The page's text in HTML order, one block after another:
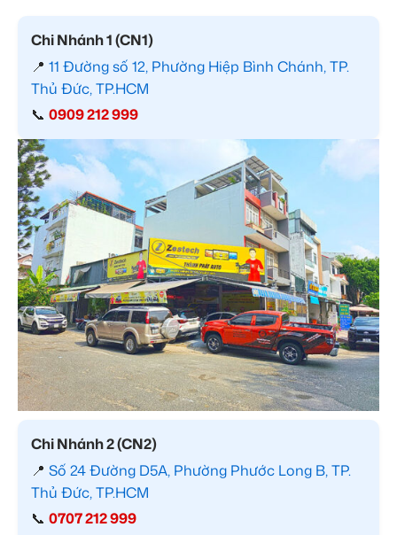
Chi Nhánh 1 (CN1)
📍 11 Đường số 12, Phường Hiệp Bình Chánh, TP.
Thủ Đức, TP.HCM
📞 0909 212 999
Chi Nhánh 2 (CN2)
📍 Số 24 Đường D5A, Phường Phước Long B, TP.
Thủ Đức, TP.HCM
📞 0707 212 999